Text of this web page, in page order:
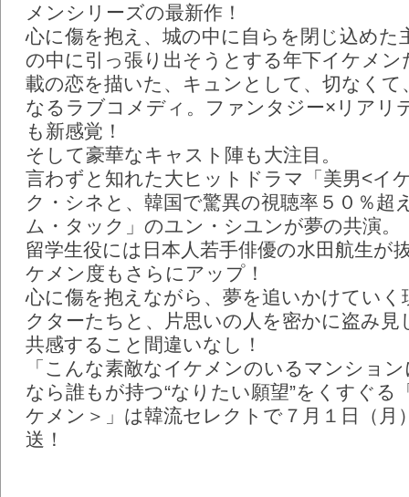
メンシリーズの最新作！
心に傷を抱え、城の中に自らを閉じ込めた
の中に引っ張り出そうとする年下イケメ
載の恋を描いた、キュンとして、切なく
なるラブコメディ。ファンタジー×リアリ
も新感覚！
そして豪華なキャスト陣も大注目。
言わずと知れた大ヒットドラマ「美男<イ
ク・シネと、韓国で驚異の視聴率５０％超
ム・タック」のユン・シユンが夢の共演。
留学生役には日本人若手俳優の水田航生が
ケメン度もさらにアップ！
心に傷を抱えながら、夢を追いかけてい
クターたちと、片思いの人を密かに盗み見
共感すること間違いなし！
「こんな素敵なイケメンのいるマンショ
なら誰もが持つ“なりたい願望”をくすぐる
ケメン＞」は韓流セレクトで７月１日（月
送！